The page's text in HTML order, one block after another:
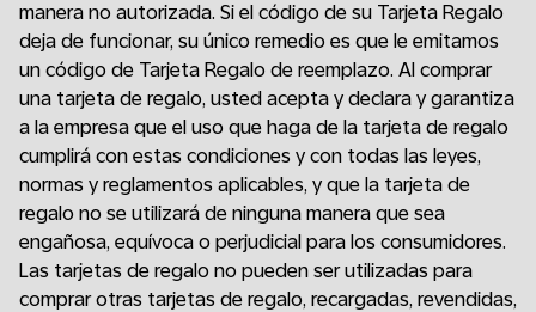
manera no autorizada. Si el código de su Tarjeta Regalo
deja de funcionar, su único remedio es que le emitamos
un código de Tarjeta Regalo de reemplazo. Al comprar
una tarjeta de regalo, usted acepta y declara y garantiza
a la empresa que el uso que haga de la tarjeta de regalo
cumplirá con estas condiciones y con todas las leyes,
normas y reglamentos aplicables, y que la tarjeta de
regalo no se utilizará de ninguna manera que sea
engañosa, equívoca o perjudicial para los consumidores.
Las tarjetas de regalo no pueden ser utilizadas para
comprar otras tarjetas de regalo, recargadas, revendidas,